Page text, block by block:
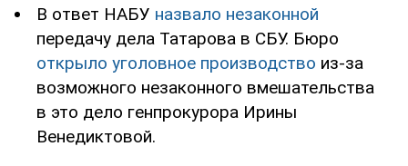
В ответ НАБУ назвало незаконной
передачу дела Татарова в СБУ. Бюро
открыло уголовное производство из-за
возможного незаконного вмешательства
в это дело генпрокурора Ирины
Венедиктовой.